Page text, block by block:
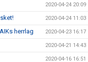
2020-04-24 20:09
2020-04-24 11:03
herrlag 2020-04-23 16:17
2020-04-21 14:43
2020-04-16 16:51